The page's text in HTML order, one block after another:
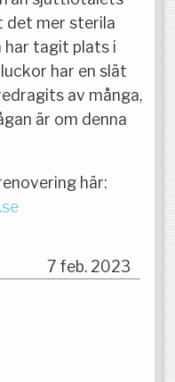
det mer sterila
har tagit plats i
har en slät
av många,
är om denna
här:
7 feb. 2023